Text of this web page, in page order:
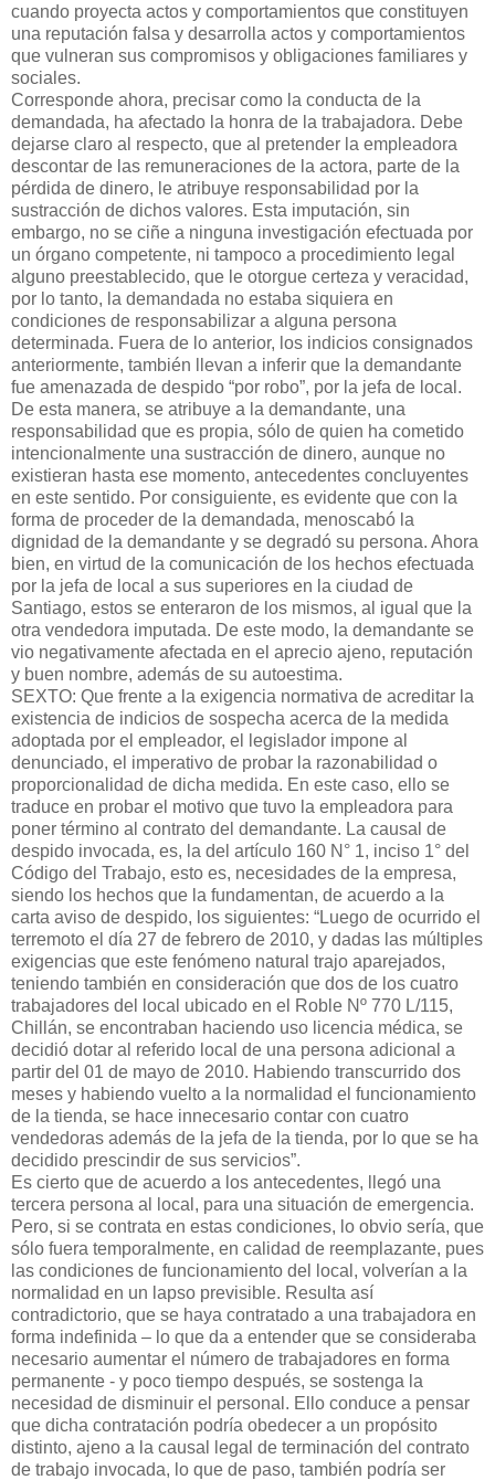
cuando proyecta actos y comportamientos que constituyen
una reputación falsa y desarrolla actos y comportamientos
que vulneran sus compromisos y obligaciones familiares y
sociales.
Corresponde ahora, precisar como la conducta de la
demandada, ha afectado la honra de la trabajadora. Debe
dejarse claro al respecto, que al pretender la empleadora
descontar de las remuneraciones de la actora, parte de la
pérdida de dinero, le atribuye responsabilidad por la
sustracción de dichos valores. Esta imputación, sin
embargo, no se ciñe a ninguna investigación efectuada por
un órgano competente, ni tampoco a procedimiento legal
alguno preestablecido, que le otorgue certeza y veracidad,
por lo tanto, la demandada no estaba siquiera en
condiciones de responsabilizar a alguna persona
determinada. Fuera de lo anterior, los indicios consignados
anteriormente, también llevan a inferir que la demandante
fue amenazada de despido “por robo”, por la jefa de local.
De esta manera, se atribuye a la demandante, una
responsabilidad que es propia, sólo de quien ha cometido
intencionalmente una sustracción de dinero, aunque no
existieran hasta ese momento, antecedentes concluyentes
en este sentido. Por consiguiente, es evidente que con la
forma de proceder de la demandada, menoscabó la
dignidad de la demandante y se degradó su persona. Ahora
bien, en virtud de la comunicación de los hechos efectuada
por la jefa de local a sus superiores en la ciudad de
Santiago, estos se enteraron de los mismos, al igual que la
otra vendedora imputada. De este modo, la demandante se
vio negativamente afectada en el aprecio ajeno, reputación
y buen nombre, además de su autoestima.
SEXTO: Que frente a la exigencia normativa de acreditar la
existencia de indicios de sospecha acerca de la medida
adoptada por el empleador, el legislador impone al
denunciado, el imperativo de probar la razonabilidad o
proporcionalidad de dicha medida. En este caso, ello se
traduce en probar el motivo que tuvo la empleadora para
poner término al contrato del demandante. La causal de
despido invocada, es, la del artículo 160 N° 1, inciso 1° del
Código del Trabajo, esto es, necesidades de la empresa,
siendo los hechos que la fundamentan, de acuerdo a la
carta aviso de despido, los siguientes: “Luego de ocurrido el
terremoto el día 27 de febrero de 2010, y dadas las múltiples
exigencias que este fenómeno natural trajo aparejados,
teniendo también en consideración que dos de los cuatro
trabajadores del local ubicado en el Roble Nº 770 L/115,
Chillán, se encontraban haciendo uso licencia médica, se
decidió dotar al referido local de una persona adicional a
partir del 01 de mayo de 2010. Habiendo transcurrido dos
meses y habiendo vuelto a la normalidad el funcionamiento
de la tienda, se hace innecesario contar con cuatro
vendedoras además de la jefa de la tienda, por lo que se ha
decidido prescindir de sus servicios”.
Es cierto que de acuerdo a los antecedentes, llegó una
tercera persona al local, para una situación de emergencia.
Pero, si se contrata en estas condiciones, lo obvio sería, que
sólo fuera temporalmente, en calidad de reemplazante, pues
las condiciones de funcionamiento del local, volverían a la
normalidad en un lapso previsible. Resulta así
contradictorio, que se haya contratado a una trabajadora en
forma indefinida – lo que da a entender que se consideraba
necesario aumentar el número de trabajadores en forma
permanente - y poco tiempo después, se sostenga la
necesidad de disminuir el personal. Ello conduce a pensar
que dicha contratación podría obedecer a un propósito
distinto, ajeno a la causal legal de terminación del contrato
de trabajo invocada, lo que de paso, también podría ser